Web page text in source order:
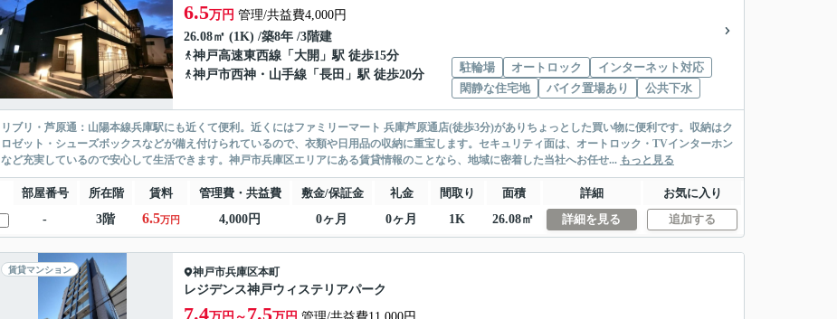
6.5万円 管理/共益費4,000円
26.08㎡ (1K) /築8年 /3階建
神戸高速東西線 「 大開 」駅 徒歩15分
神戸市西神・山手線 「 長田 」駅 徒歩20分
駐輪場 オートロック
インターネット対応
閑静な住宅地
バイク置場あり 公共下水
リブリ・芦原通：山陽本線兵庫駅にも近くて便利。近くにはファミリーマート 兵庫芦原通店(徒歩3分)がありちょっとした買い物に便利です。収納はク
ロゼット・シューズボックスなどが備え付けられているので、衣類や日用品の収納に重宝します。セキュリティ面は、オートロック・TVインターホン
など充実しているので安心して生活できます。神戸市兵庫区エリアにある賃貸情報のことなら、地域に密着した当社へお任せ... もっと見る
部屋番号 所在階 賃料 管理費・共益費 敷金/保証金 礼金 間取り 面積 詳細
お気に入り
-
3階 6.5万円 4,000円 0ヶ月 0ヶ月 1K 26.08㎡ 詳細を見る 追加する
賃貸マンション 神戸市兵庫区本町
レジデンス神戸ウィステリアパーク
7.4 7.5